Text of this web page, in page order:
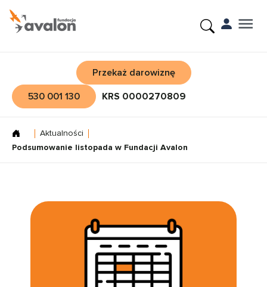
Przekaż darowiznę
530 001 130
KRS 0000270809
Aktualności
Podsumowanie listopada w Fundacji Avalon